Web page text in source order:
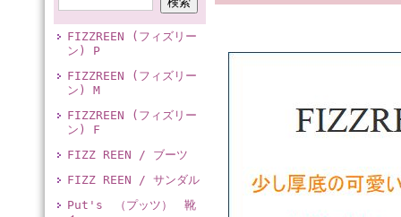
FIZZREEN (フィズリー
ン) P
FIZZREEN (フィズリー
ン) M
FIZZREEN (フィズリー
ン) F
FIZZ REEN / ブーツ
FIZZ REEN / サンダル
Put's （プッツ） 靴